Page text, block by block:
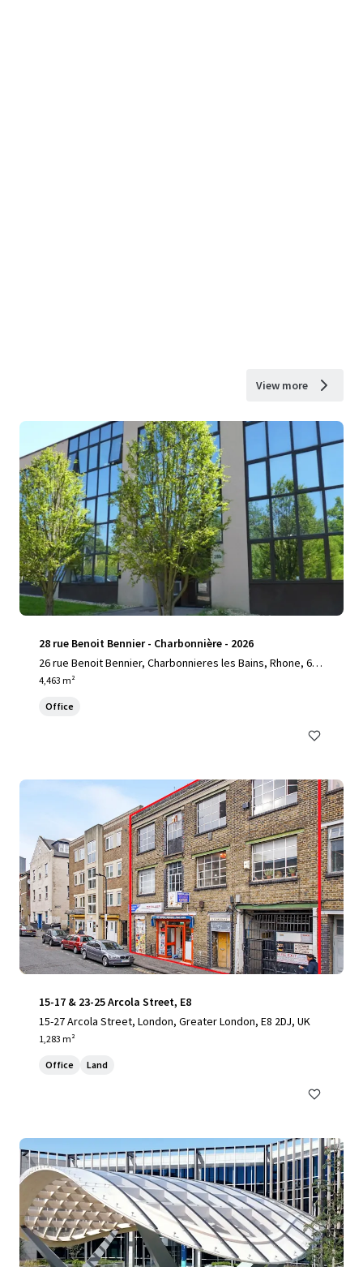
View more
28 rue Benoit Bennier - Charbonnière - 2026
26 rue Benoit Bennier, Charbonnieres les Bains, Rhone, 692
60, FR
4,463 m²
Office
15-17 & 23-25 Arcola Street, E8
15-27 Arcola Street, London, Greater London, E8 2DJ, UK
1,283 m²
Office Land